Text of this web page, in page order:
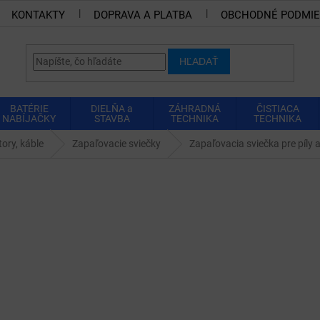
KONTAKTY DOPRAVA A PLATBA OBCHODNÉ
HĽADAŤ
BATÉRIE
NABÍJAČKY
DIELŇA a
STAVBA
ZÁHRADNÁ
TECHNIKA
ČISTIACA
TECHNIKA
káble Zapaľovacie sviečky Zapaľovacia sviečka pre píly